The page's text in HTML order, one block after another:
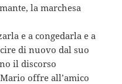
la marchesa
e a congedarla e a
di nuovo dal suo
il discorso
offre all’amico